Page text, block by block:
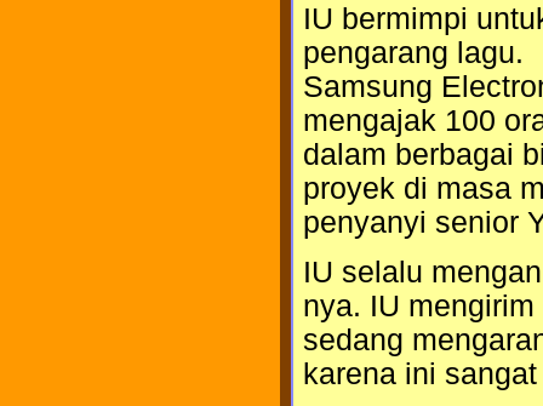
IU bermimpi
pengarang lagu.
Samsung
mengajak 100
dalam berbagai
proyek di masa
penyanyi senior
IU selalu
nya. IU
sedang
karena ini